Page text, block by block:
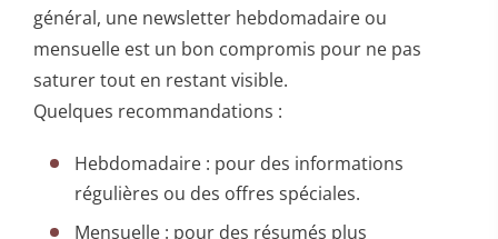
général, une newsletter hebdomadaire ou
mensuelle est un bon compromis pour ne pas
saturer tout en restant visible.
Quelques recommandations :
Hebdomadaire : pour des informations
régulières ou des offres spéciales.
Mensuelle : pour des résumés plus